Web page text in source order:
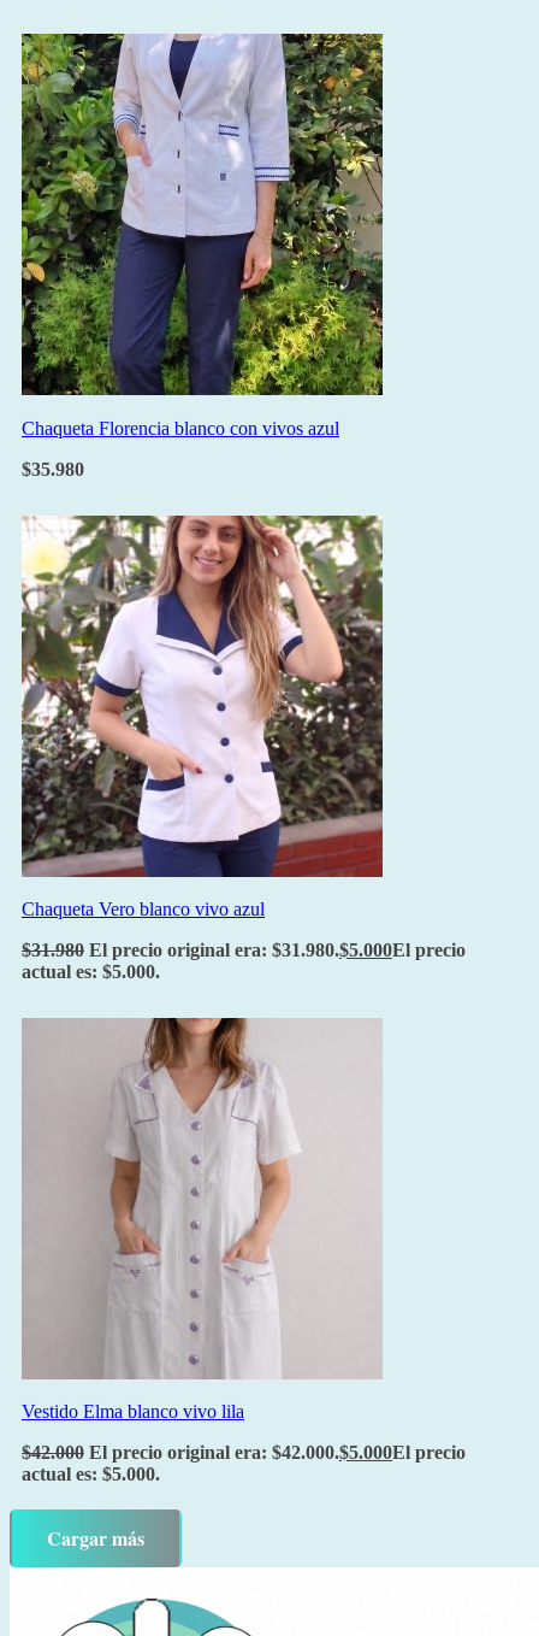
Chaqueta Florencia blanco con vivos azul
$35.980
Chaqueta Vero blanco vivo azul
$31.980 El precio original era: $31.980.$5.000El precio
actual es: $5.000.
Vestido Elma blanco vivo lila
$42.000 El precio original era: $42.000.$5.000El precio
actual es: $5.000.
Cargar más